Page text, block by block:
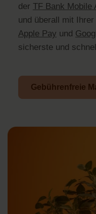
der TF Bank Mobile
und überall mit
Apple Pay und
sicherste und
Gebührenfreie